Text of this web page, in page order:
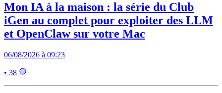
Mon IA à la maison : la série du Club
iGen au complet pour exploiter des LLM
et OpenClaw sur votre Mac
06/08/2026 à 09:23
• 38